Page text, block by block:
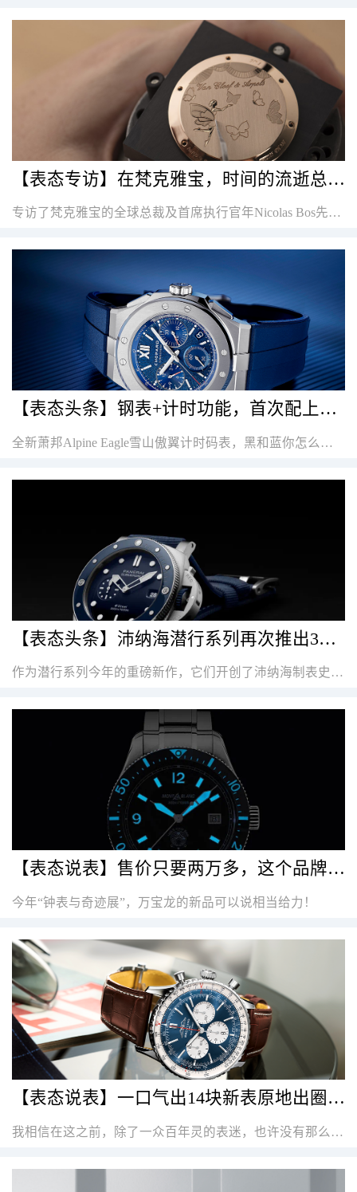
【表态专访】在梵克雅宝，时间的流逝总是被诗意地唤起
专访了梵克雅宝的全球总裁及首席执行官年Nicolas Bos先生。
【表态头条】钢表+计时功能，首次配上了橡胶表带，这次更运动也更出挑了！
全新萧邦Alpine Eagle雪山傲翼计时码表，黑和蓝你怎么选？
【表态头条】沛纳海潜行系列再次推出3款新表，蓝灰绿你选谁？
作为潜行系列今年的重磅新作，它们开创了沛纳海制表史的两个“首次”。
【表态说表】售价只要两万多，这个品牌终于也出潜水表了！
今年“钟表与奇迹展”，万宝龙的新品可以说相当给力！
【表态说表】一口气出14块新表原地出圈！这波新品的颜值长在了大众审美上
我相信在这之前，除了一众百年灵的表迷，也许没有那么多人足够了解航空计时那一段峥嵘岁月和历史，也许这一波新品，说不定也是时候让更多普通的消费者有了更多的体会和了解，这也是作为一个百年灵表迷所希望看到的。